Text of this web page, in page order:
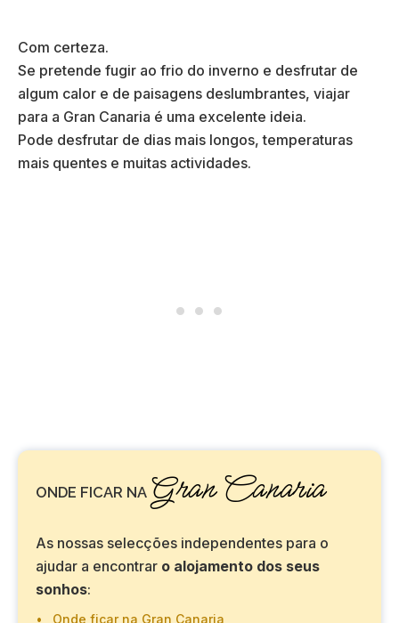
Com certeza.
Se pretende fugir ao frio do inverno e desfrutar de
algum calor e de paisagens deslumbrantes, viajar
para a Gran Canaria é uma excelente ideia.
Pode desfrutar de dias mais longos, temperaturas
mais quentes e muitas actividades.
ONDE FICAR NA Gran Canaria
As nossas selecções independentes para o
ajudar a encontrar o alojamento dos seus
sonhos:
Onde ficar na Gran Canaria